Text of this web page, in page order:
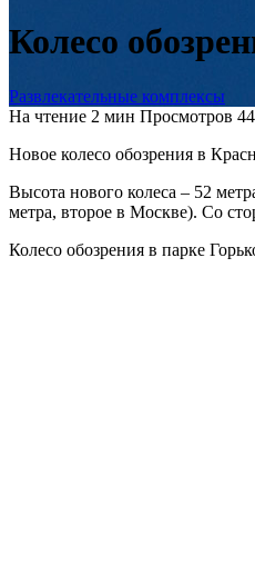
Колесо
Развлекательные комплексы
На чтение 2 мин Просмотров
Новое колесо обозрения в
Высота нового колеса – 52
метра, второе в Москве). Со
Колесо обозрения в парке